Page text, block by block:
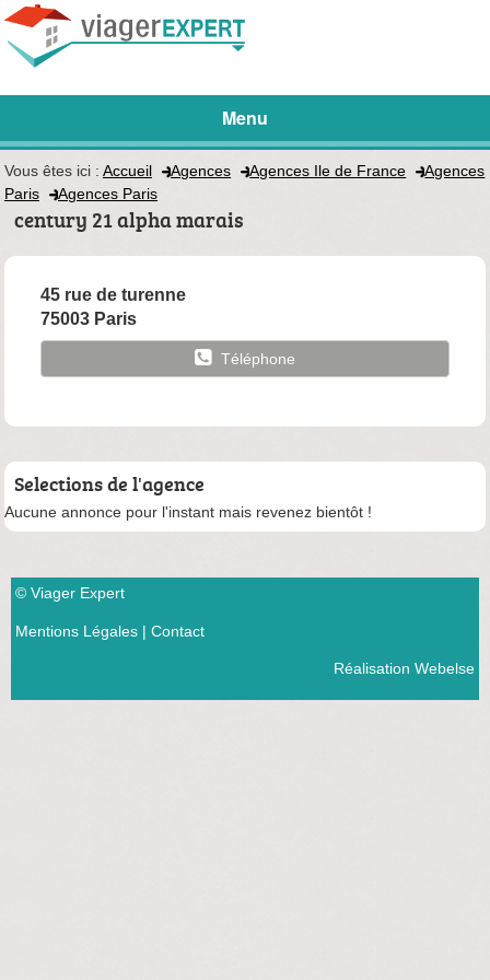
Menu
Vous êtes ici : Accueil Agences Agences Ile de France
Agences
Paris
Agences Paris
century 21 alpha marais
45 rue de turenne
75003 Paris
Téléphone
Selections de l'agence
Aucune annonce pour l'instant mais revenez bientôt !
© Viager Expert
Mentions Légales| Contact
Réalisation Webelse